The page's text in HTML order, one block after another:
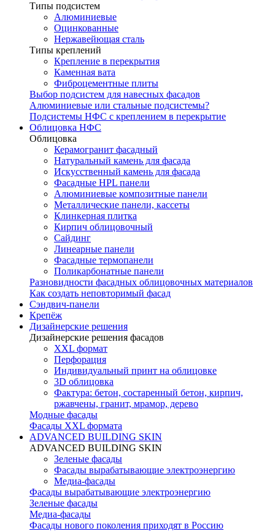
Типы подсистем
Алюминиевые
Оцинкованные
Нержавейющая сталь
Типы креплений
Крепление в перекрытия
Каменная вата
Фиброцементные плиты
Выбор подсистем для навесных фасадов
Алюминиевые или стальные подсистемы?
Подсистемы НФС с креплением в перекрытие
Облицовка НФС
Облицовка
Керамогранит фасадный
Натуральный камень для фасада
Искусственный камень для фасада
Фасадные HPL панели
Алюминиевые композитные панели
Металлические панели, кассеты
Клинкерная плитка
Кирпич облицовочный
Сайдинг
Линеарные панели
Фасадные термопанели
Поликарбонатные панели
Разновидности фасадных облицовочных материалов
Как создать неповторимый фасад
Сэндвич-панели
Крепёж
Дизайнерские решения
Дизайнерские решения фасадов
XXL формат
Перфорация
Индивидуальный принт на облицовке
3D облицовка
Фактура: бетон, состаренный бетон, кирпич,
ржавчены, гранит, мрамор, дерево
Модные фасады
Фасады XXL формата
ADVANCED BUILDING SKIN
ADVANCED BUILDING SKIN
Зеленые фасады
Фасады вырабатывающие электроэнергию
Медиа-фасады
Фасады вырабатывающие электроэнергию
Зеленые фасады
Медиа-фасады
Фасады нового поколения приходят в Россию